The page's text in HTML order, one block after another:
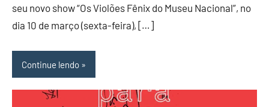
Nit
seu novo show “Os Violões Fênix do Museu Nacional”, no
dia 10 de março (sexta-feira), […]
Continue lendo